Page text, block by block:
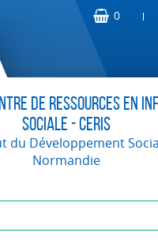
de Ressources en
Sociale - CERIS
du Développement
Normandie